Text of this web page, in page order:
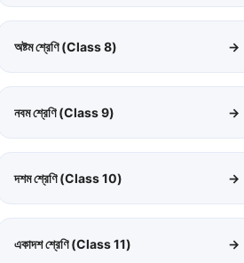
অষ্টম শ্রেণি (Class 8) →
নবম শ্রেণি (Class 9) →
দশম শ্রেণি (Class 10) →
একাদশ শ্রেণি (Class 11) →